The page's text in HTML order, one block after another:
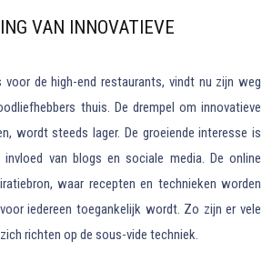
VAN INNOVATIEVE
de high-end restaurants, vindt nu zijn weg
thuis. De drempel om innovatieve
wordt steeds lager. De groeiende interesse is
van blogs en sociale media. De online
waar recepten en technieken worden
iedereen toegankelijk wordt. Zo zijn er vele
richten op de sous-vide techniek.